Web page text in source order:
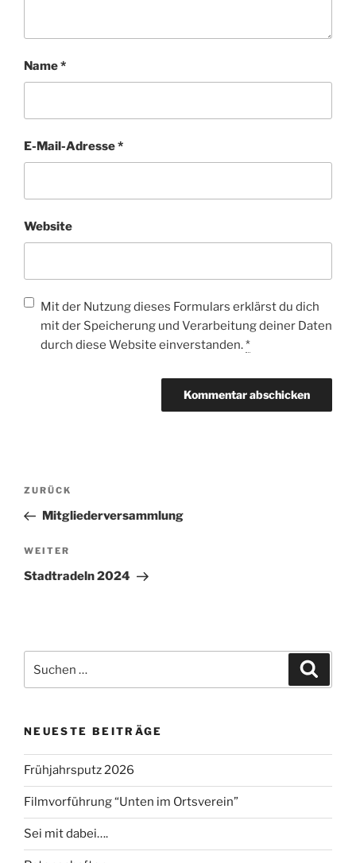
Name*
E-Mail-Adresse*
Website
Mit der Nutzung dieses Formulars erklärst du dich
mit der Speicherung und Verarbeitung deiner Daten
durch diese Website einverstanden.*
Beitragsnavigation
Vorheriger
Beitrag
ZURÜCK
Mitgliederversammlung
Nächster
Beitrag
WEITER
Stadtradeln 2024
nach:
NEUESTE BEITRÄGE
Frühjahrsputz 2026
Filmvorführung “Unten im Ortsverein”
Sei mit dabei….